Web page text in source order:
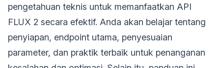
pengetahuan teknis untuk memanfaatkan API
FLUX 2 secara efektif. Anda akan belajar tentang
penyiapan, endpoint utama, penyesuaian
parameter, dan praktik terbaik untuk penanganan